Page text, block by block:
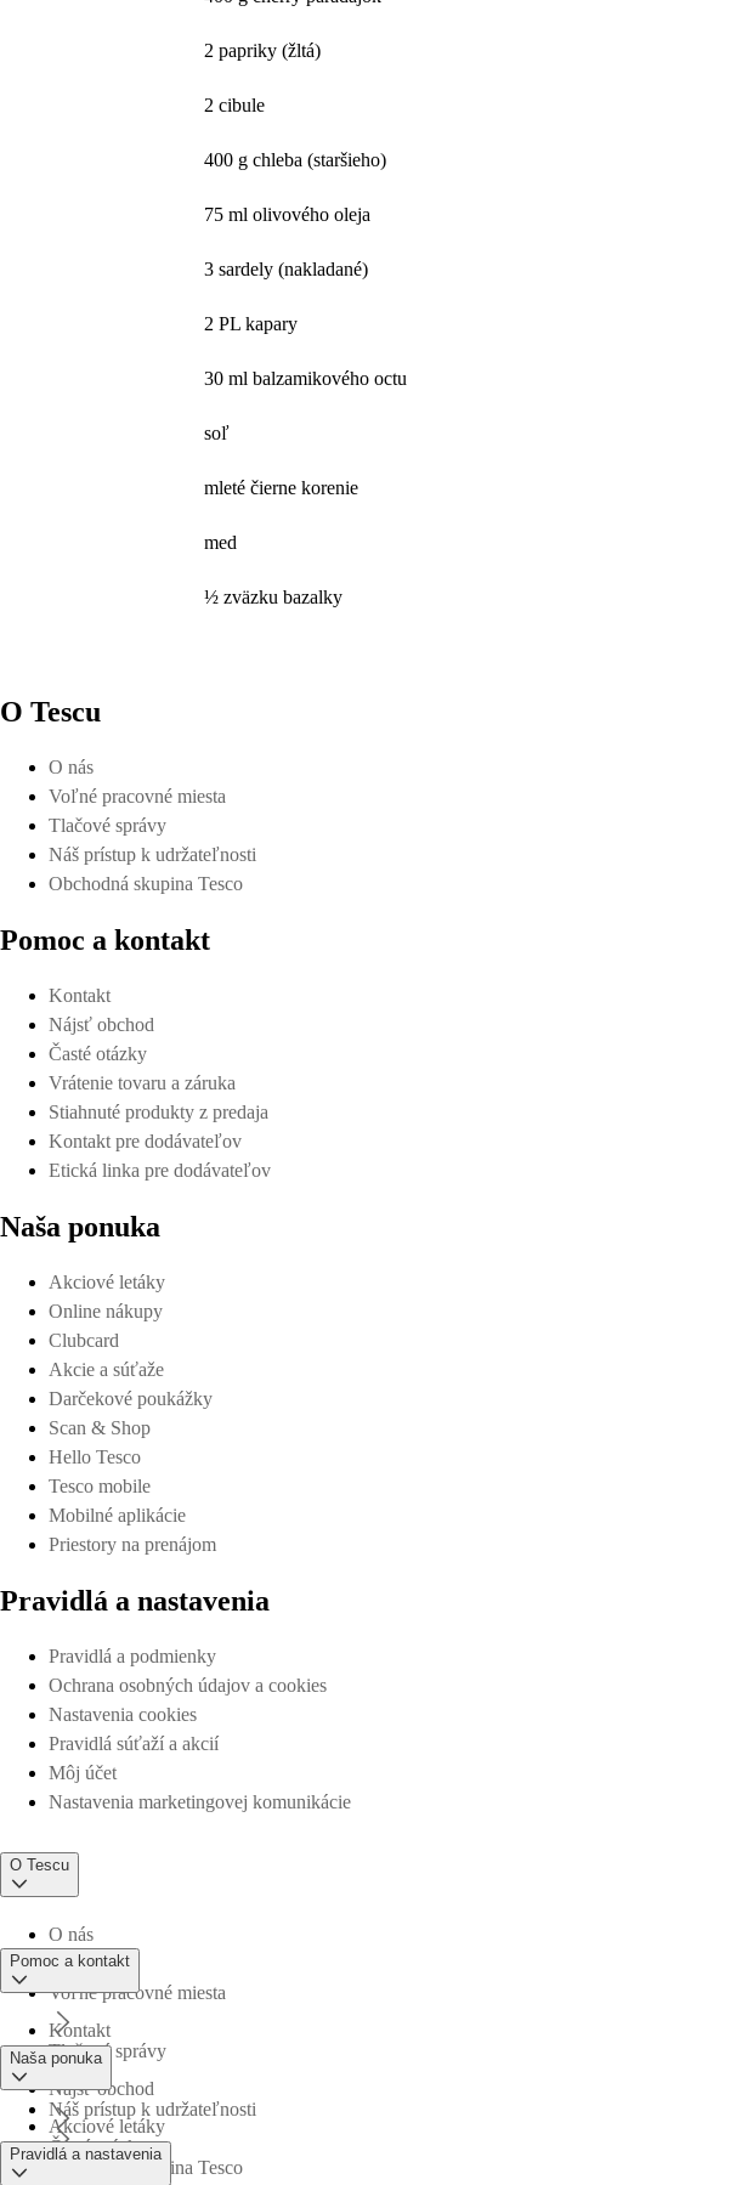
2 papriky (žltá)
2 cibule
400 g chleba (staršieho)
75 ml olivového oleja
3 sardely (nakladané)
2 PL kapary
30 ml balzamikového octu
soľ
mleté čierne korenie
med
½ zväzku bazalky
O Tescu
O nás
Voľné pracovné miesta
Tlačové správy
Náš prístup k udržateľnosti
Obchodná skupina Tesco
Pomoc a kontakt
Kontakt
Nájsť obchod
Časté otázky
Vrátenie tovaru a záruka
Stiahnuté produkty z predaja
Kontakt pre dodávateľov
Etická linka pre dodávateľov
Naša ponuka
Akciové letáky
Online nákupy
Clubcard
Akcie a súťaže
Darčekové poukážky
Scan & Shop
Hello Tesco
Tesco mobile
Mobilné aplikácie
Priestory na prenájom
Pravidlá a nastavenia
Pravidlá a podmienky
Ochrana osobných údajov a cookies
Nastavenia cookies
Pravidlá súťaží a akcií
Môj účet
Nastavenia marketingovej komunikácie
O Tescu
O nás
Voľné pracovné miesta
Tlačové správy
Náš prístup k udržateľnosti
Obchodná skupina Tesco
Pomoc a kontakt
Kontakt
Nájsť obchod
Časté otázky
Naša ponuka
Akciové letáky
Pravidlá a nastavenia